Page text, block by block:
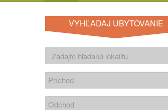
VYHĽADAJ UBYTOVANIE